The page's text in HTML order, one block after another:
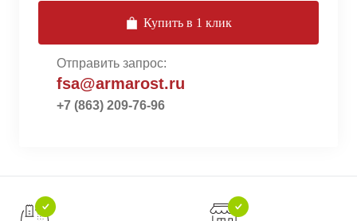
Купить в 1 клик
Отправить запрос:
fsa@armarost.ru
+7 (863) 209-76-96